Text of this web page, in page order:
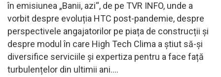
în emisiunea „Banii, azi“, de pe TVR INFO, unde a
vorbit despre evoluția HTC post-pandemie, despre
perspectivele angajatorilor pe piața de construcții și
despre modul în care High Tech Clima a știut să-și
diversifice serviciile și expertiza pentru a face față
turbulențelor din ultimii ani….